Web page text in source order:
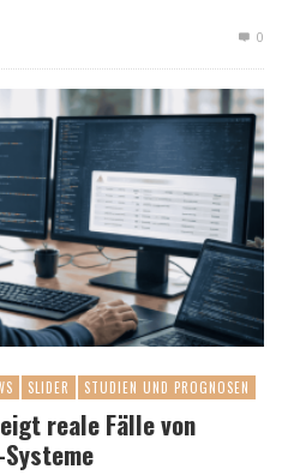
0
SLIDER STUDIEN UND PROGNOSEN
reale Fälle von